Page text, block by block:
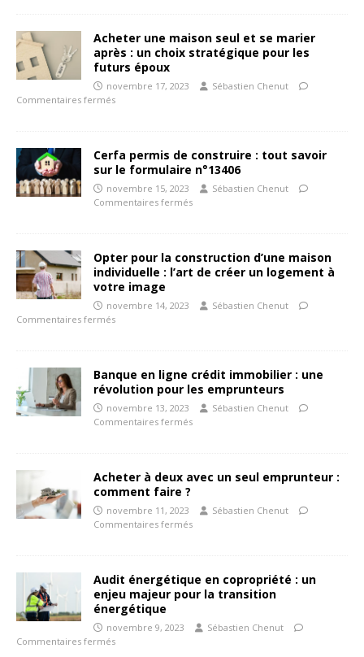
Acheter une maison seul et se marier
après : un choix stratégique pour les
futurs époux
novembre 17, 2023
Sébastien Chenut
Commentaires fermés
Cerfa permis de construire : tout savoir
sur le formulaire n°13406
novembre 15, 2023
Sébastien Chenut
Commentaires fermés
Opter pour la construction d’une maison
individuelle : l’art de créer un logement à
votre image
novembre 14, 2023
Sébastien Chenut
Commentaires fermés
Banque en ligne crédit immobilier : une
révolution pour les emprunteurs
novembre 13, 2023
Sébastien Chenut
Commentaires fermés
Acheter à deux avec un seul emprunteur :
comment faire ?
novembre 11, 2023
Sébastien Chenut
Commentaires fermés
Audit énergétique en copropriété : un
enjeu majeur pour la transition
énergétique
novembre 9, 2023
Sébastien Chenut
Commentaires fermés